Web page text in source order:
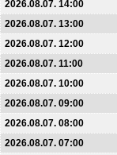
2026.08.07. 14:00
2026.08.07. 13:00
2026.08.07. 12:00
2026.08.07. 11:00
2026.08.07. 10:00
2026.08.07. 09:00
2026.08.07. 08:00
2026.08.07. 07:00